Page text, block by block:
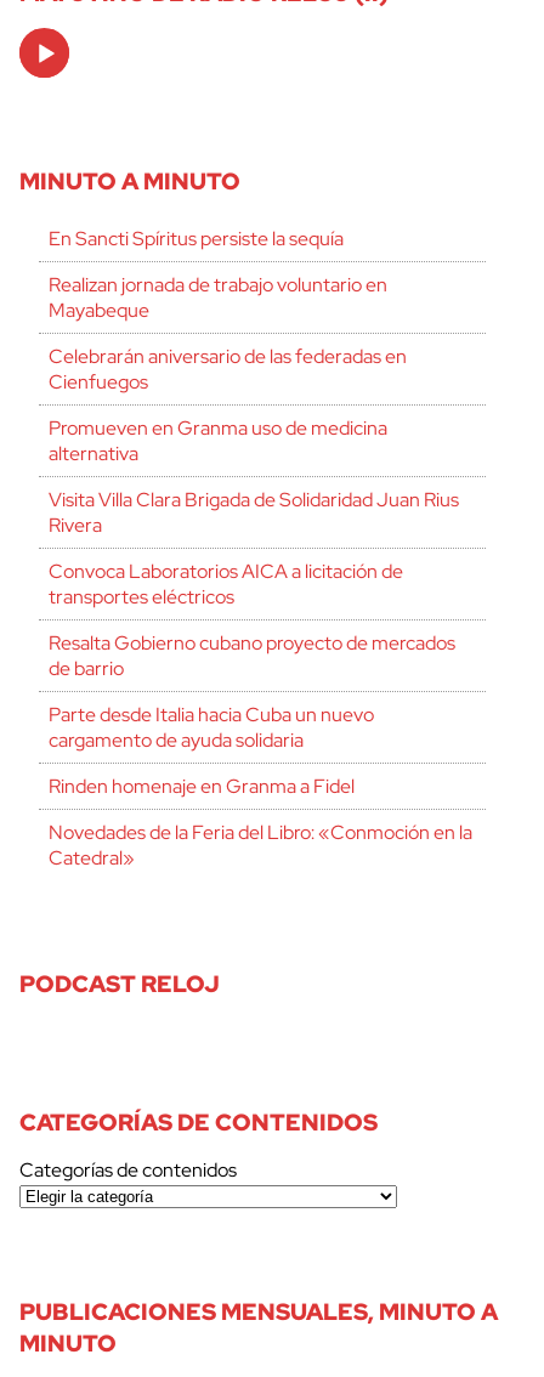
Audio
Player
MINUTO A MINUTO
En Sancti Spíritus persiste la sequía
Realizan jornada de trabajo voluntario en
Mayabeque
Celebrarán aniversario de las federadas en
Cienfuegos
Promueven en Granma uso de medicina
alternativa
Visita Villa Clara Brigada de Solidaridad Juan Rius
Rivera
Convoca Laboratorios AICA a licitación de
transportes eléctricos
Resalta Gobierno cubano proyecto de mercados
de barrio
Parte desde Italia hacia Cuba un nuevo
cargamento de ayuda solidaria
Rinden homenaje en Granma a Fidel
Novedades de la Feria del Libro: «Conmoción en la
Catedral»
PODCAST RELOJ
CATEGORÍAS DE CONTENIDOS
Categorías de contenidos
PUBLICACIONES MENSUALES, MINUTO A
MINUTO